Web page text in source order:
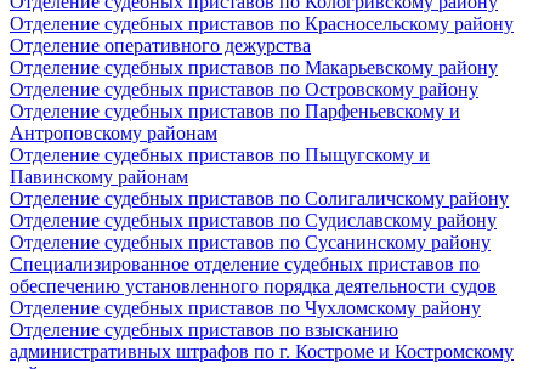
Отделение судебных приставов по Красносельскому району
Отделение оперативного дежурства
Отделение судебных приставов по Макарьевскому району
Отделение судебных приставов по Островскому району
Отделение судебных приставов по Парфеньевскому и
Антроповскому районам
Отделение судебных приставов по Пыщугскому и
Павинскому районам
Отделение судебных приставов по Солигаличскому району
Отделение судебных приставов по Судиславскому району
Отделение судебных приставов по Сусанинскому району
Специализированное отделение судебных приставов по
обеспечению установленного порядка деятельности судов
Отделение судебных приставов по Чухломскому району
Отделение судебных приставов по взысканию
административных штрафов по г. Костроме и Костромскому